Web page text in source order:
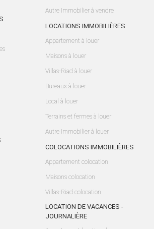
Autre Immobilier à vendre
LOCATIONS IMMOBILIÈRES
Appartement à louer
Maisons à louer
Villas-Riad à louer
Bureaux à louer
Local à louer
Terrains et fermes à louer
Autre Immobilier à louer
COLOCATIONS IMMOBILIÈRES
Appartement colocation
Maisons colocation
Villas-Riad colocation
LOCATION DE VACANCES -
JOURNALIÈRE